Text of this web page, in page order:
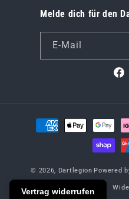
Melde dich für den
E-Mail
Zahlungsmethoden
© 2026, Dartlegion Powered
Datenschutzerklärung
Vertrag widerrufen